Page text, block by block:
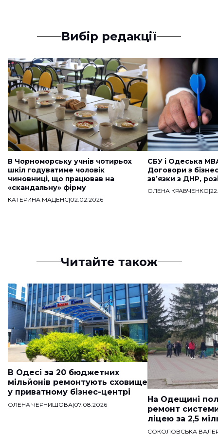
Вибір редакції
В Чорноморську учнів чотирьох
шкіл годуватиме чоловік
чиновниці, що працював на
«скандальну» фірму
КАТЕРИНА МАДЕНС|02.02.2026
СБУ і Одеська
Договори з
звʼязки з ДНР,
ОЛЕНА КРАВЧЕНКО|
Читайте також
В Одесі за 20 бюджетних
мільйонів ремонтують сховище
у приватному бізнес-центрі
ОЛЕНА ЧЕРНИШОВА|07.08.2026
На Одещині
ремонт
ліцею за 2,5
СОКОЛОВСЬКА